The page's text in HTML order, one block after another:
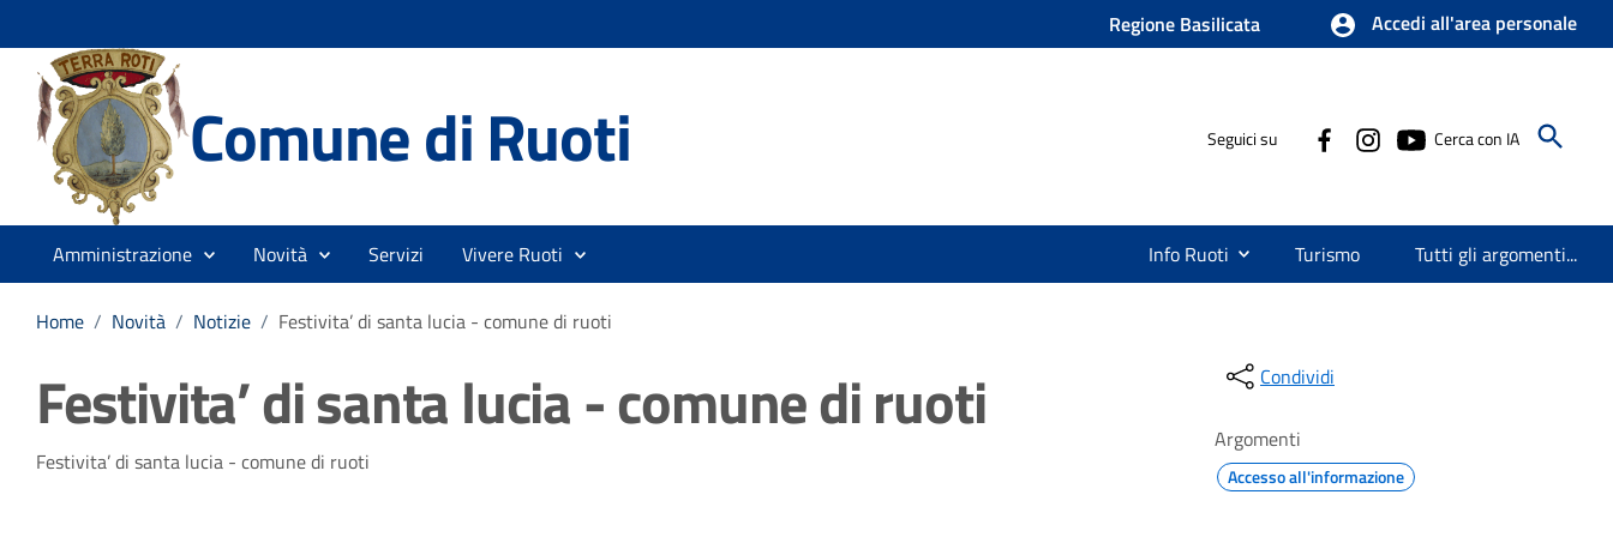
Regione Basilicata Accedi all'area personale
Comune di Ruoti Seguici su Cerca con IA
Amministrazione Novità Servizi Vivere Ruoti Info Ruoti Turismo Tutti gli argomenti...
Home / Novità / Notizie / Festivita’ di santa lucia - comune di ruoti
Festivita’ di santa lucia - comune di ruoti
Dettagli della notizia
Festivita’ di santa lucia - comune di ruoti
Condividi
Argomenti
Accesso all'informazione